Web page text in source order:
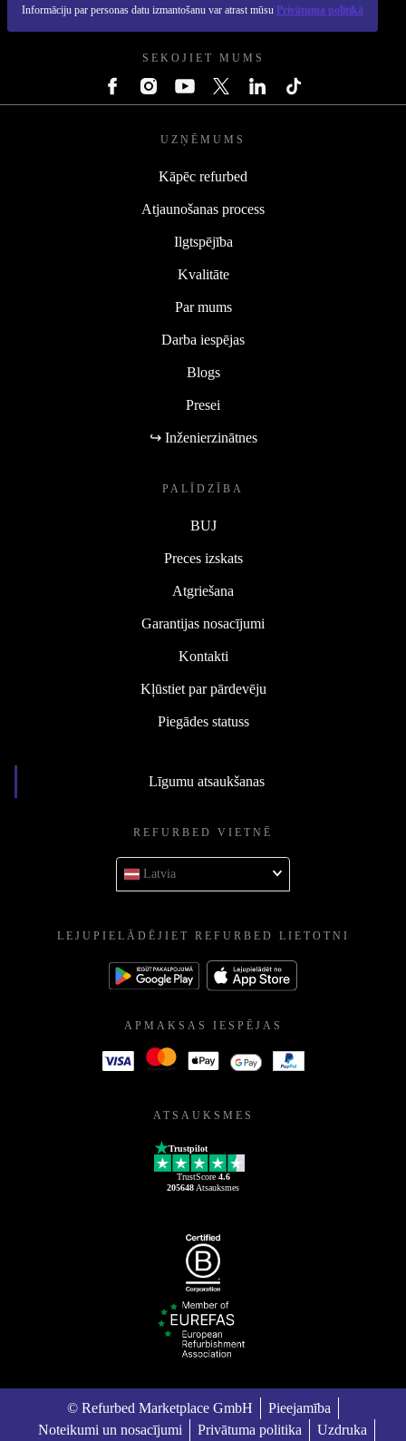
Informāciju par personas datu izmantošanu var atrast mūsu Privātuma politikā
REFURBED - RETHINK NEW.
SEKOJIET MUMS
UZŅĒMUMS
Kāpēc refurbed
Atjaunošanas process
Ilgtspējība
Kvalitāte
Par mums
Darba iespējas
Blogs
Presei
↪ Inženierzinātnes
PALĪDZĪBA
BUJ
Preces izskats
Atgriešana
Garantijas nosacījumi
Kontakti
Kļūstiet par pārdevēju
Piegādes statuss
Līgumu atsaukšanas
REFURBED VIETNĒ
Latvia
LEJUPIELĀDĒJIET REFURBED LIETOTNI
APMAKSAS IESPĒJAS
ATSAUKSMES
Trustpilot
TrustScore 4.6
205648 Atsauksmes
© Refurbed Marketplace GmbH
Pieejamība
Noteikumi un nosacījumi
Privātuma politika Uzdruka